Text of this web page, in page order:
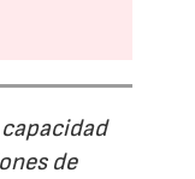
de